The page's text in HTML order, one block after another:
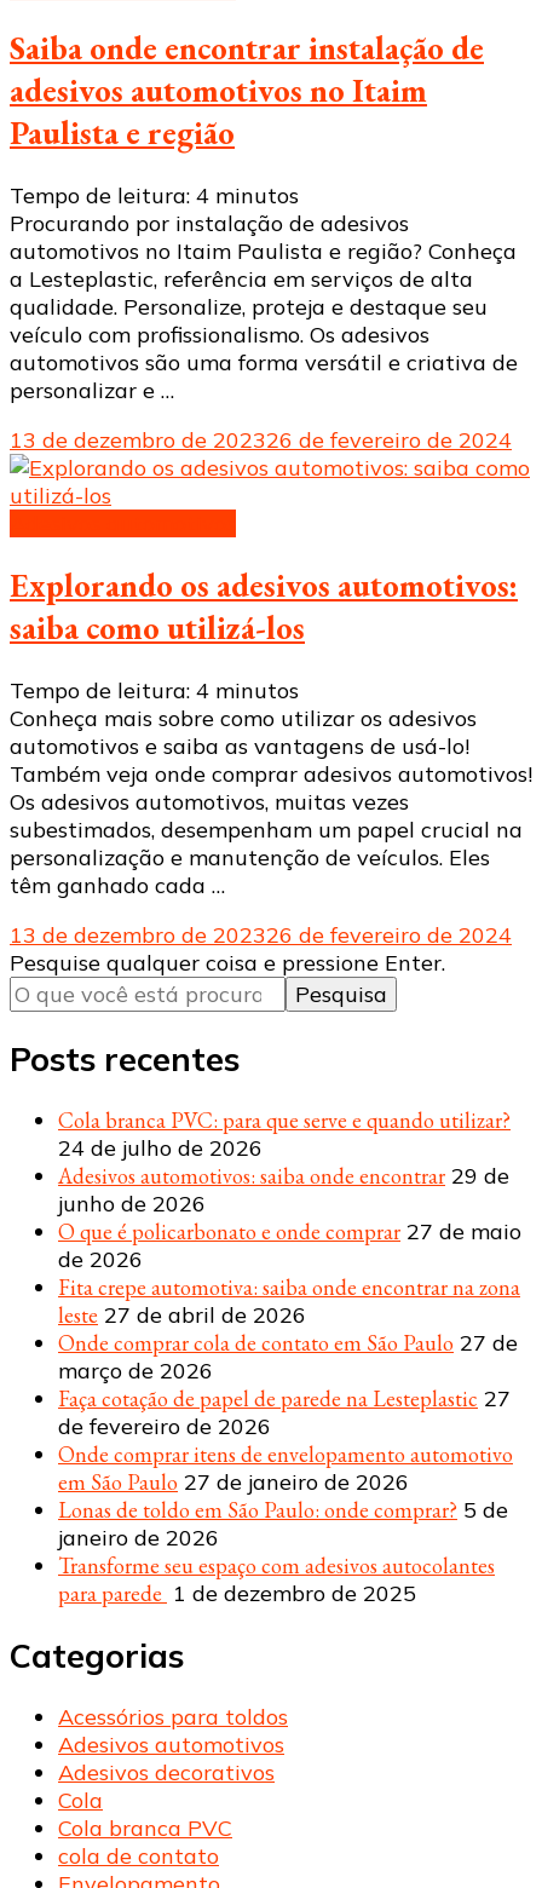
Saiba onde encontrar instalação de
adesivos automotivos no Itaim
Paulista e região
Tempo de leitura: 4 minutos
Procurando por instalação de adesivos
automotivos no Itaim Paulista e região? Conheça
a Lesteplastic, referência em serviços de alta
qualidade. Personalize, proteja e destaque seu
veículo com profissionalismo. Os adesivos
automotivos são uma forma versátil e criativa de
personalizar e …
13 de dezembro de 202326 de fevereiro de 2024
Explorando os adesivos automotivos:
saiba como utilizá-los
Tempo de leitura: 4 minutos
Conheça mais sobre como utilizar os adesivos
automotivos e saiba as vantagens de usá-lo!
Também veja onde comprar adesivos automotivos!
Os adesivos automotivos, muitas vezes
subestimados, desempenham um papel crucial na
personalização e manutenção de veículos. Eles
têm ganhado cada …
13 de dezembro de 202326 de fevereiro de 2024
Procurando
algo?
Pesquise qualquer coisa e pressione Enter.
Posts recentes
Cola branca PVC: para que serve e quando utilizar?
24 de julho de 2026
Adesivos automotivos: saiba onde encontrar 29 de
junho de 2026
O que é policarbonato e onde comprar 27 de maio
de 2026
Fita crepe automotiva: saiba onde encontrar na zona
leste 27 de abril de 2026
Onde comprar cola de contato em São Paulo 27 de
março de 2026
Faça cotação de papel de parede na Lesteplastic 27
de fevereiro de 2026
Onde comprar itens de envelopamento automotivo
em São Paulo 27 de janeiro de 2026
Lonas de toldo em São Paulo: onde comprar? 5 de
janeiro de 2026
Transforme seu espaço com adesivos autocolantes
para parede 1 de dezembro de 2025
Categorias
Acessórios para toldos
Adesivos automotivos
Adesivos decorativos
Cola
Cola branca PVC
cola de contato